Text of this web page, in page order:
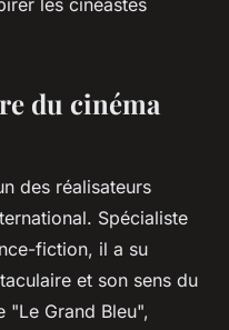
les cinéastes
du cinéma
des réalisateurs
Spécialiste
fiction, il a su
et son sens du
"Le Grand Bleu",